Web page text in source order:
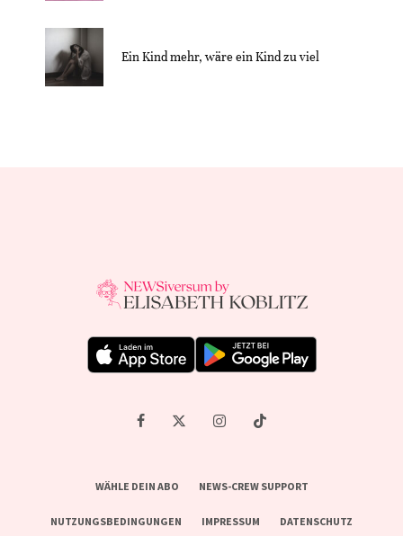
Ein Kind mehr, wäre ein Kind zu viel
WÄHLE DEIN ABO NEWS-CREW SUPPORT
NUTZUNGSBEDINGUNGEN IMPRESSUM DATENSCHUTZ